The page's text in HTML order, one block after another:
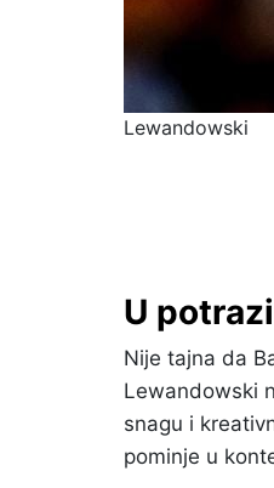
Lewandowski
U
Nije tajna da
Lewandowski
snagu i
pominje u